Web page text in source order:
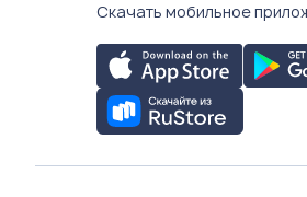
Скачать мобильное